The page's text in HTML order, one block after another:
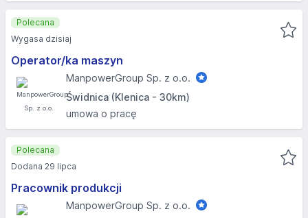
Operator/ka maszyn
ManpowerGroup Sp. z o.o.
Świdnica (Klenica - 30km)
umowa o pracę
Polecana
Wygasa dzisiaj
Pracownik produkcji
ManpowerGroup Sp. z o.o.
Polecana
Dodana 29 lipca